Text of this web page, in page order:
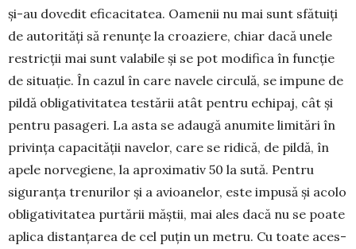
și-au dovedit eficacitatea. Oame­nii nu mai sunt sfătuiți
de autorități să renunțe la croa­ziere, chiar dacă unele
restricții mai sunt vala­bile și se pot modifica în funcție
de situație. În cazul în care navele circulă, se impune de
pildă obliga­ti­vitatea testării atât pentru echipaj, cât și
pentru pa­sageri. La asta se adaugă anumite limitări în
pri­vința capacității navelor, care se ridică, de pildă, în
apele norvegiene, la apro­ximativ 50 la sută. Pentru
siguranța trenurilor și a avioanelor, este impusă și acolo
obligativitatea purtării măștii, mai ales dacă nu se poate
aplica distanțarea de cel puțin un metru. Cu toate aces­